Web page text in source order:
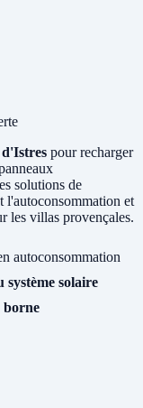
pour recharger
solutions de
l'autoconsommation et
les villas provençales.
autoconsommation
système solaire
borne